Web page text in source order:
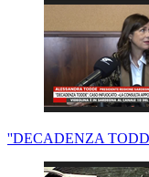
''DECADENZA